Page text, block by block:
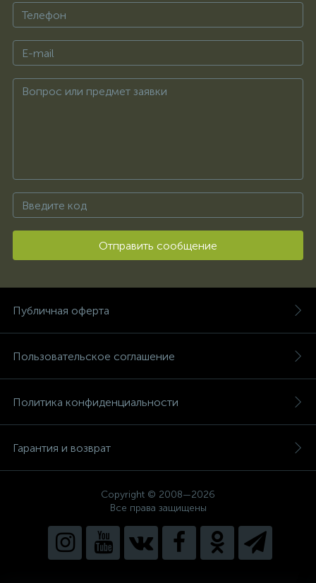
Отправить сообщение
Публичная оферта
Пользовательское соглашение
Политика конфиденциальности
Гарантия и возврат
Copyright © 2008—2026
Все права защищены